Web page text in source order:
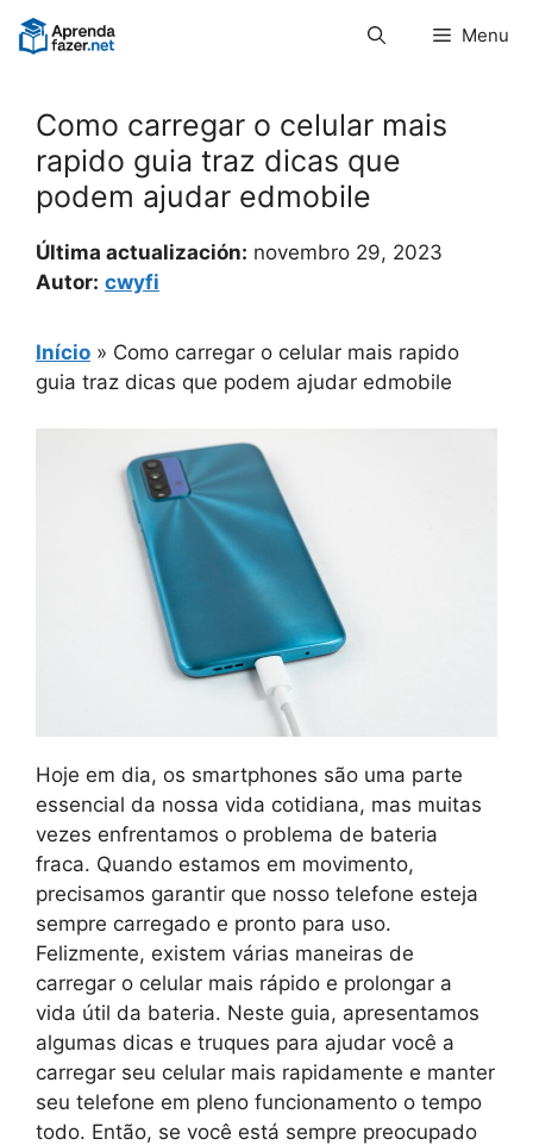
Pular
para
Menu
Como carregar o celular mais
rapido guia traz dicas que
podem ajudar edmobile
Última actualización: novembro 29, 2023
Autor: cwyfi
Início » Como carregar o celular mais rapido
guia traz dicas que podem ajudar edmobile
Hoje em dia, os smartphones são uma parte
essencial da nossa vida cotidiana, mas muitas
vezes enfrentamos o problema de bateria
fraca. Quando estamos em movimento,
precisamos garantir que nosso telefone esteja
sempre carregado e pronto para uso.
Felizmente, existem várias maneiras de
carregar o celular mais rápido e prolongar a
vida útil da bateria. Neste guia, apresentamos
algumas dicas e truques para ajudar você a
carregar seu celular mais rapidamente e manter
seu telefone em pleno funcionamento o tempo
todo. Então, se você está sempre preocupado